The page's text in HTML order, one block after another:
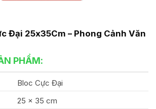
Đại 25x35Cm – Phong Cảnh Văn
PHẨM:
Bloc Cực Đại
25 x 35 cm